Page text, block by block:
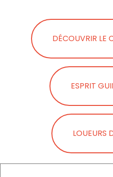
DÉCOUVRIR LE
ESPRIT
LOUEURS